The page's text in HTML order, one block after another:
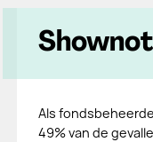
Als
49% van de